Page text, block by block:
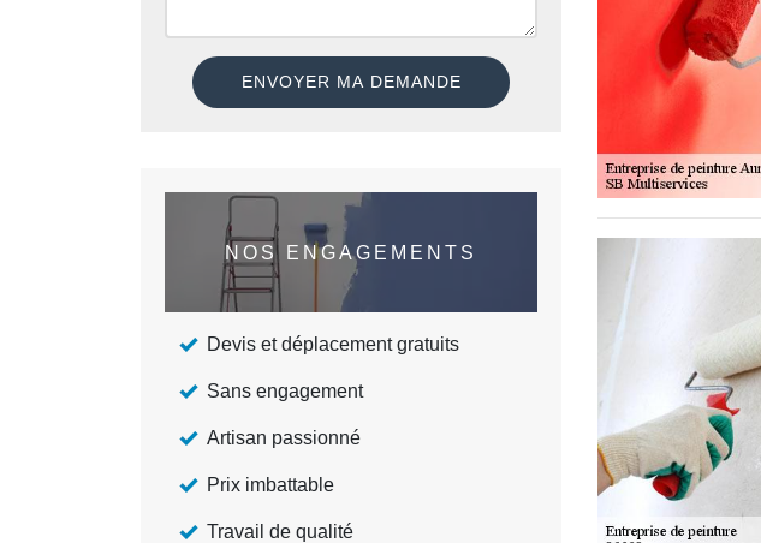
NOS ENGAGEMENTS
Devis et déplacement gratuits
Sans engagement
Artisan passionné
Prix imbattable
Travail de qualité